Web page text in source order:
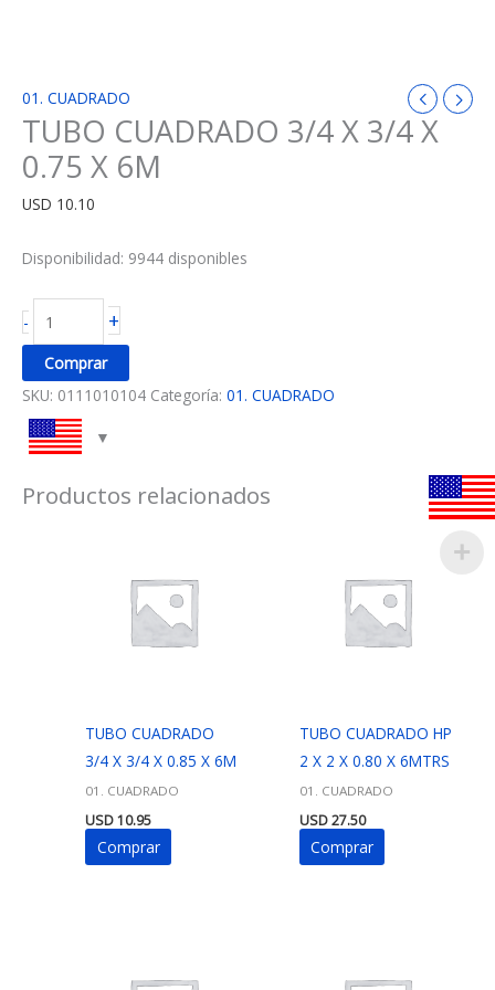
01. CUADRADO
TUBO CUADRADO 3/4 X 3/4 X
0.75 X 6M
USD 10.10
Disponibilidad: 9944 disponibles
- +
Comprar
SKU: 0111010104 Categoría: 01. CUADRADO
Productos relacionados
TUBO CUADRADO
3/4 X 3/4 X 0.85 X 6M
01. CUADRADO
USD10.95
Comprar
TUBO CUADRADO HP
2 X 2 X 0.80 X 6MTRS
01. CUADRADO
USD27.50
Comprar